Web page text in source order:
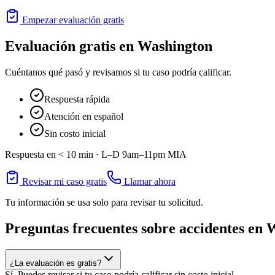
Empezar evaluación gratis
Evaluación gratis en Washington
Cuéntanos qué pasó y revisamos si tu caso podría calificar.
Respuesta rápida
Atención en español
Sin costo inicial
Respuesta en < 10 min · L–D 9am–11pm MIA
Revisar mi caso gratis
Llamar ahora
Tu información se usa solo para revisar tu solicitud.
Preguntas frecuentes sobre accidentes en
¿La evaluación es gratis?